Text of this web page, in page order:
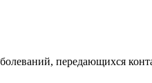
передающихся